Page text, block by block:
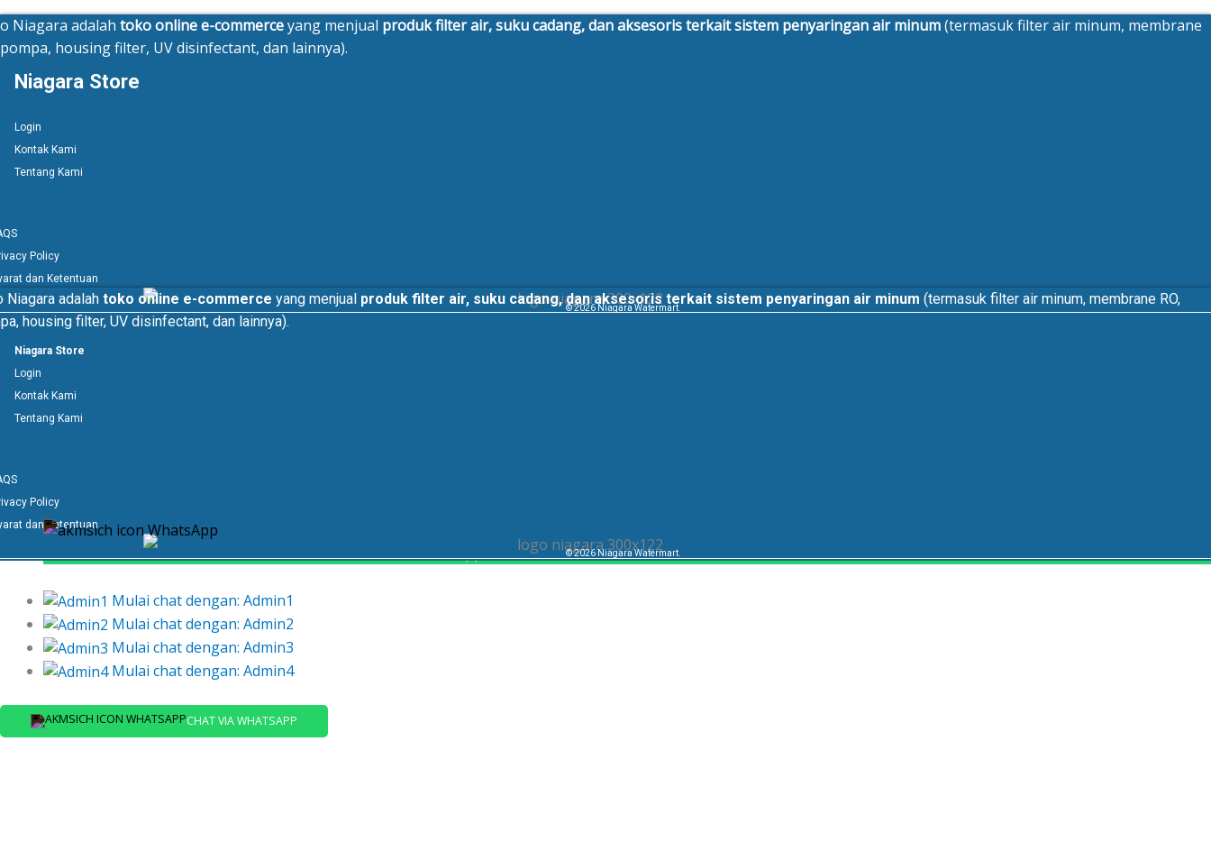
Niagara adalah toko online e-commerceyang menjual produk filter air, suku cadang, dan aksesoris terkait sistem penyaringan air minum(termasuk filter air minum, membrane
pompa, housing filter, UV disinfectant, dan lainnya).
Niagara Store
Login
Kontak Kami
Tentang Kami
Policy
dan Ketentuan
© 2026 Niagara Watermart.
Niagara adalah toko online e-commerce yang menjual produk filter air, suku cadang, dan aksesoris terkait sistem penyaringan air minum (termasuk filter air minum, membrane RO,
housing filter, UV disinfectant, dan lainnya).
Niagara Store
Login
Kontak Kami
Tentang Kami
Policy
dan Ketentuan
© 2026 Niagara Watermart.
Pilih salah satu admin kami di bawah ini untuk chat via WhatsApp.
Mulai chat dengan: Admin1
Mulai chat dengan: Admin2
Mulai chat dengan: Admin3
Mulai chat dengan: Admin4
CHAT VIA WHATSAPP